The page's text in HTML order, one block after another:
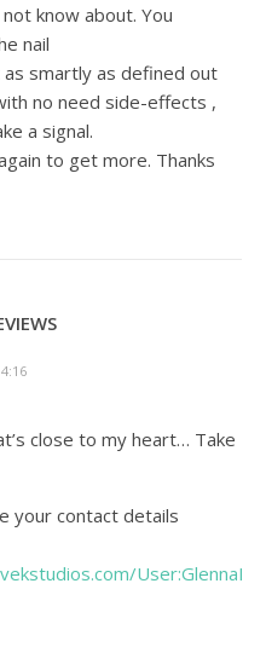
know about. You
nail
smartly as defined out
no need side-effects ,
a signal.
to get more. Thanks
close to my heart… Take
your contact details